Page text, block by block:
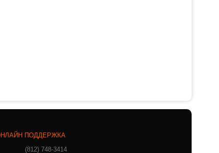
ПОДДЕРЖКА
(812) 748-3414